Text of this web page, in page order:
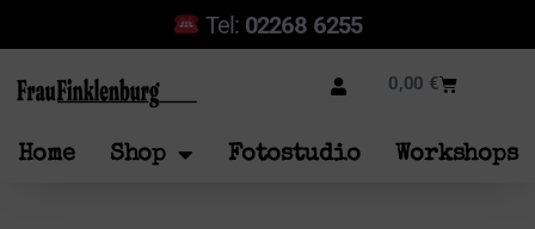
Tel: 02268 6255
0,00 €
Home Shop Fotostudio Workshops